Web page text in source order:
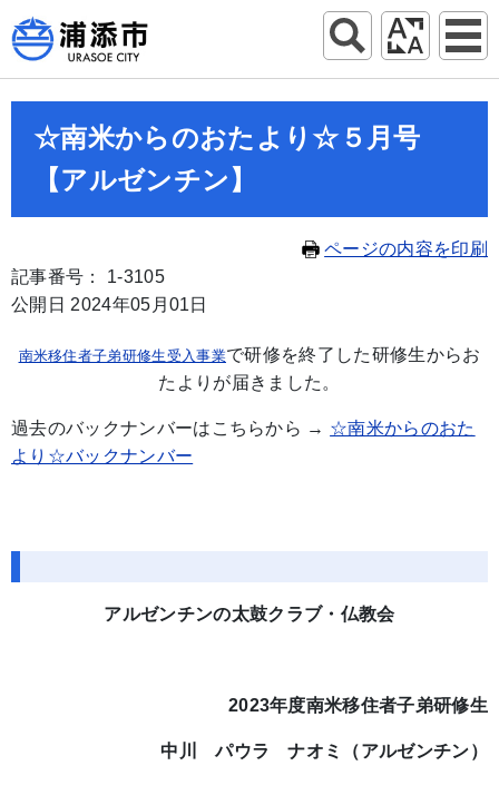
☆南米からのおたより☆５月号
【アルゼンチン】
ページの内容を印刷
記事番号： 1-3105
公開日 2024年05月01日
南米移住者子弟研修生受入事業で研修を終了した研修生からお
たよりが届きました。
過去のバックナンバーはこちらから → ☆南米からのおた
より☆バックナンバー
アルゼンチンの太鼓クラブ・仏教会
2023年度南米移住者子弟研修生
中川 パウラ ナオミ（アルゼンチン）